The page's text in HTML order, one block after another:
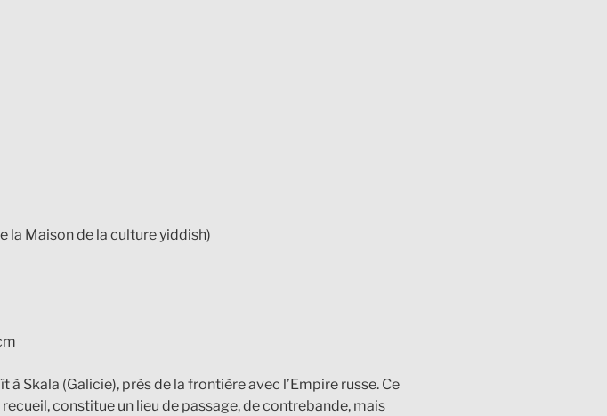
la Maison de la culture yiddish)
Skala (Galicie), près de la frontière avec l’Empire russe. Ce
constitue un lieu de passage, de contrebande, mais